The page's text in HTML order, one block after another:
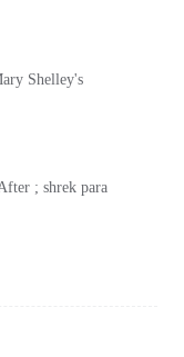
Shelley's
; shrek para